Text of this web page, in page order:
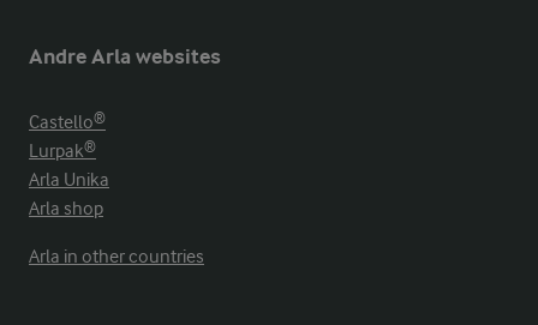
Andre Arla websites
Castello®
Lurpak®
Arla Unika
Arla shop
Arla in other countries